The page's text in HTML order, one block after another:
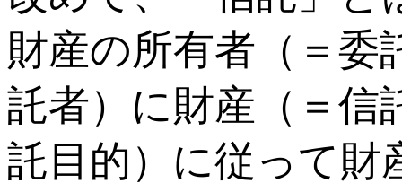
財産の所有者（＝委
託者）に財産（＝信
託目的）に従って財